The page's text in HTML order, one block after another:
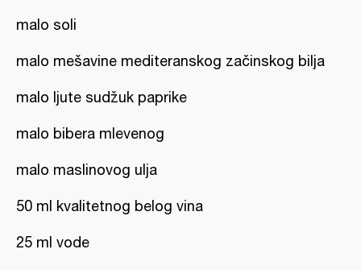
malo soli
malo mešavine mediteranskog začinskog bilja
malo ljute sudžuk paprike
malo bibera mlevenog
malo maslinovog ulja
50 ml kvalitetnog belog vina
25 ml vode